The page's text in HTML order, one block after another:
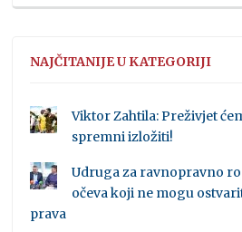
NAJČITANIJE U KATEGORIJI
Viktor Zahtila: Preživjet
spremni izložiti!
Udruga za ravnopravno
očeva koji ne mogu
prava